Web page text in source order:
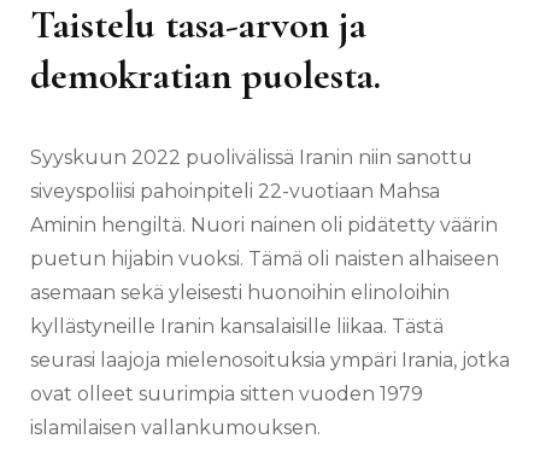
Taistelu tasa-arvon ja
demokratian puolesta.
Syyskuun 2022 puolivälissä Iranin niin sanottu
siveyspoliisi pahoinpiteli 22-vuotiaan Mahsa
Aminin hengiltä. Nuori nainen oli pidätetty väärin
puetun hijabin vuoksi. Tämä oli naisten alhaiseen
asemaan sekä yleisesti huonoihin elinoloihin
kyllästyneille Iranin kansalaisille liikaa. Tästä
seurasi laajoja mielenosoituksia ympäri Irania, jotka
ovat olleet suurimpia sitten vuoden 1979
islamilaisen vallankumouksen.